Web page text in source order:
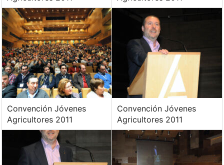
Convención Jóvenes
Agricultores 2011
Convención Jóvenes
Agricultores 2011